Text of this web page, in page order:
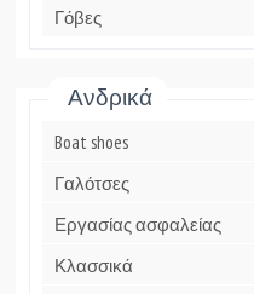
Γόβες
Ανδρικά
Boat shoes
Γαλότσες
Εργασίας ασφαλείας
Κλασσικά